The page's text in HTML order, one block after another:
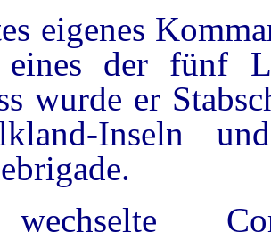
eigenes
eines der fünf
wurde er
Inseln